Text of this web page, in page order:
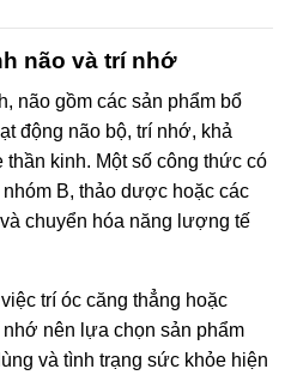
não và trí nhớ
não gồm các sản phẩm bổ
động não bộ, trí nhớ, khả
kinh. Một số công thức có
B, thảo dược hoặc các
chuyển hóa năng lượng tế
trí óc căng thẳng hoặc
nên lựa chọn sản phẩm
và tình trạng sức khỏe hiện